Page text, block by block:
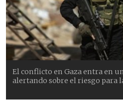
El conflicto en Gaza entra en
alertando sobre el riesgo para